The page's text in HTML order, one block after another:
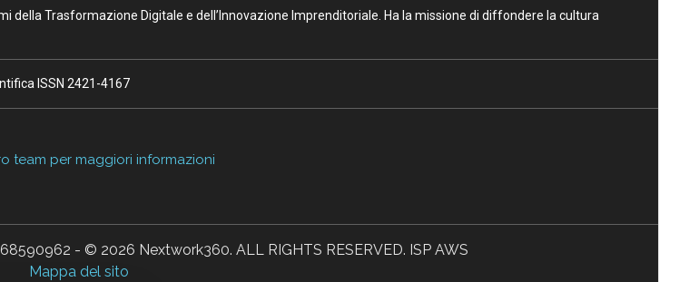
della Trasformazione Digitale e dell’Innovazione Imprenditoriale. Ha la missione di diffondere la cultura
ISSN 2421-4167
team per maggiori informazioni
- © 2026 Nextwork360. ALL RIGHTS RESERVED. ISP AWS
Mappa del sito